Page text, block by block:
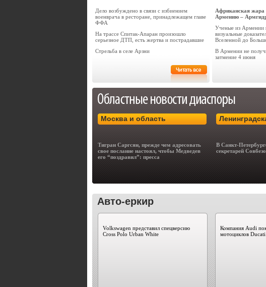
Дело возбуждено в связи с избиением
военврача в ресторане, принадлежащем главе
ФФА
На трассе Спитак-Апаран произошло
серьезное ДТП, есть жертва и пострадавшие
Стрельба в селе Арзни
Африканская жара
Армению –
Ученые из Армении
визуальные
Вселенной до
В Армении не
затмение 4 июня
Москва и область
Тигран Саргсян, прежде чем адресовать
свое послание настоял, чтобы Медведев
его “поздравил”: пресса
В Санкт-
секретарей
Авто-еркир
Volkswagen представил спецверсию
Cross Polo Urban White
Компания Audi
мотоциклов Ducati